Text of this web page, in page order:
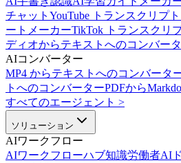
チャット YouTube トランスクリプ
ートメーカーTikTok トランスクリ
ディオからテキストへのコンバー
AIコンバーター
MP4 からテキストへのコンバータ
トへのコンバーターPDFから
すべてのエージェント >
ソリューション
AIワークフロー
AIワークフローハブ知識労働者AI